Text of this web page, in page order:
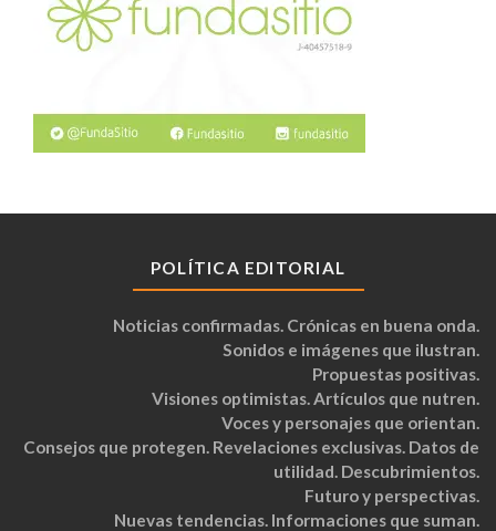
POLÍTICA EDITORIAL
Noticias confirmadas. Crónicas en buena onda.
Sonidos e imágenes que ilustran.
Propuestas positivas.
Visiones optimistas. Artículos que nutren.
Voces y personajes que orientan.
Consejos que protegen. Revelaciones exclusivas. Datos de
utilidad. Descubrimientos.
Futuro y perspectivas.
Nuevas tendencias. Informaciones que suman.